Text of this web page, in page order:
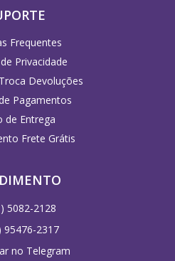
Frequentes
Privacidade
Devoluções
Pagamentos
de Entrega
Frete Grátis
5082-2128
95476-2317
no Telegram